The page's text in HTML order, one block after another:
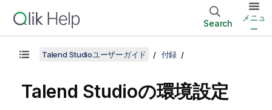
Search
メニュ
ー
Talend Studioユーザーガイド 付録
Talend Studioの環境設定